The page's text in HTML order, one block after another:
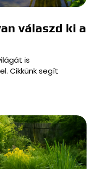
válaszd ki a
is
Cikkünk segít